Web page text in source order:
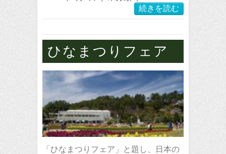
続きを読む
ひなまつりフェア
「ひなまつりフェア」と題し、日本の